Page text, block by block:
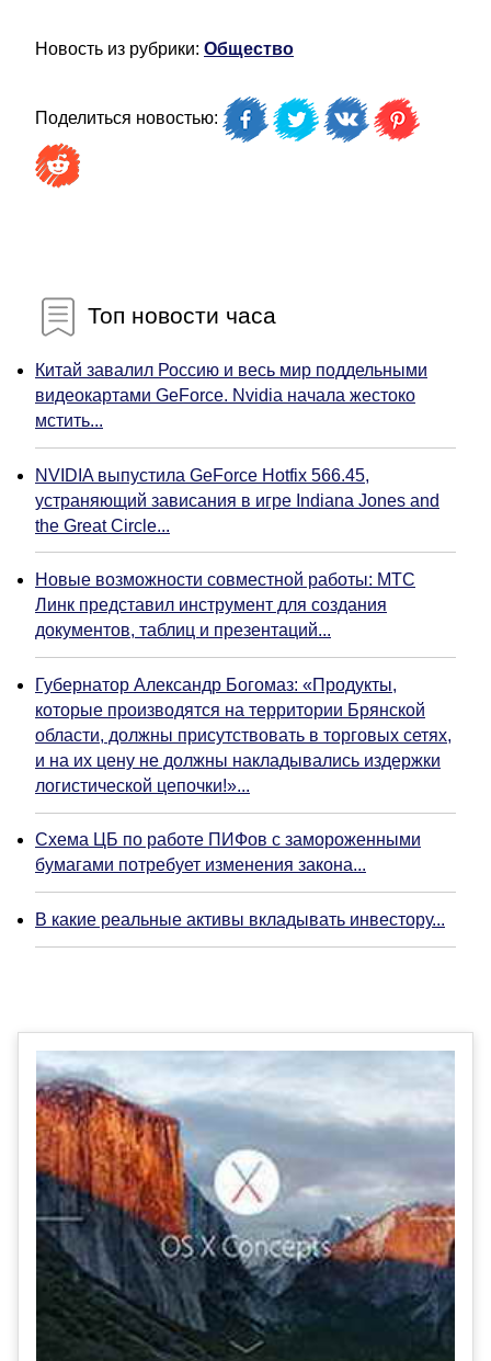
Новость из рубрики: Общество
Поделиться новостью:
Топ новости часа
Китай завалил Россию и весь мир поддельными
видеокартами GeForce. Nvidia начала жестоко
мстить...
NVIDIA выпустила GeForce Hotfix 566.45,
устраняющий зависания в игре Indiana Jones and
the Great Circle...
Новые возможности совместной работы: МТС
Линк представил инструмент для создания
документов, таблиц и презентаций...
Губернатор Александр Богомаз: «Продукты,
которые производятся на территории Брянской
области, должны присутствовать в торговых сетях,
и на их цену не должны накладывались издержки
логистической цепочки!»...
Схема ЦБ по работе ПИФов с замороженными
бумагами потребует изменения закона...
В какие реальные активы вкладывать инвестору...